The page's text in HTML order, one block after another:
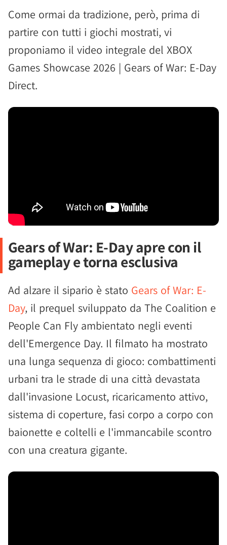
Come ormai da tradizione, però, prima di
partire con tutti i giochi mostrati, vi
proponiamo il video integrale del XBOX
Games Showcase 2026 | Gears of War: E-Day
Direct.
Gears of War: E-Day apre con il
gameplay e torna esclusiva
Ad alzare il sipario è stato Gears of War: E-
Day, il prequel sviluppato da The Coalition e
People Can Fly ambientato negli eventi
dell'Emergence Day. Il filmato ha mostrato
una lunga sequenza di gioco: combattimenti
urbani tra le strade di una città devastata
dall'invasione Locust, ricaricamento attivo,
sistema di coperture, fasi corpo a corpo con
baionette e coltelli e l'immancabile scontro
con una creatura gigante.